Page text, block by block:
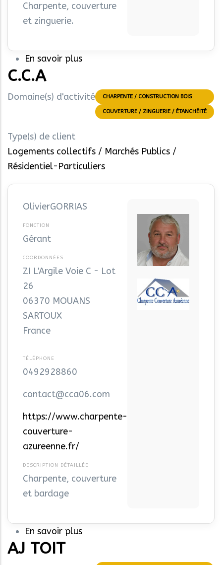
Charpente, couverture
et zinguerie.
En savoir plus
CREATION
C.C.A
Domaine(s) d'activité CHARPENTE / CONSTRUCTION BOIS
COUVERTURE / ZINGUERIE / ÉTANCHÉITÉ
Type(s) de client
Logements collectifs
Marchés Publics
Résidentiel-Particuliers
OlivierGORRIAS
Gérant
ZI L'Argile Voie C - Lot
26
06370 MOUANS
SARTOUX
France
0492928860
contact@cca06.com
https://www.charpente-
couverture-
azureenne.fr/
Charpente, couverture
et bardage
En savoir plus
AJ TOIT